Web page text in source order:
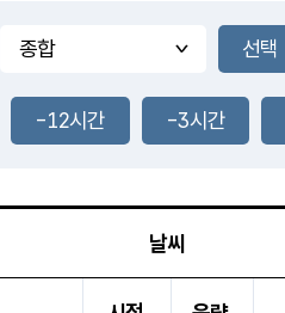
풍도
2.4m/s
-
-12시간 -3시간
날씨